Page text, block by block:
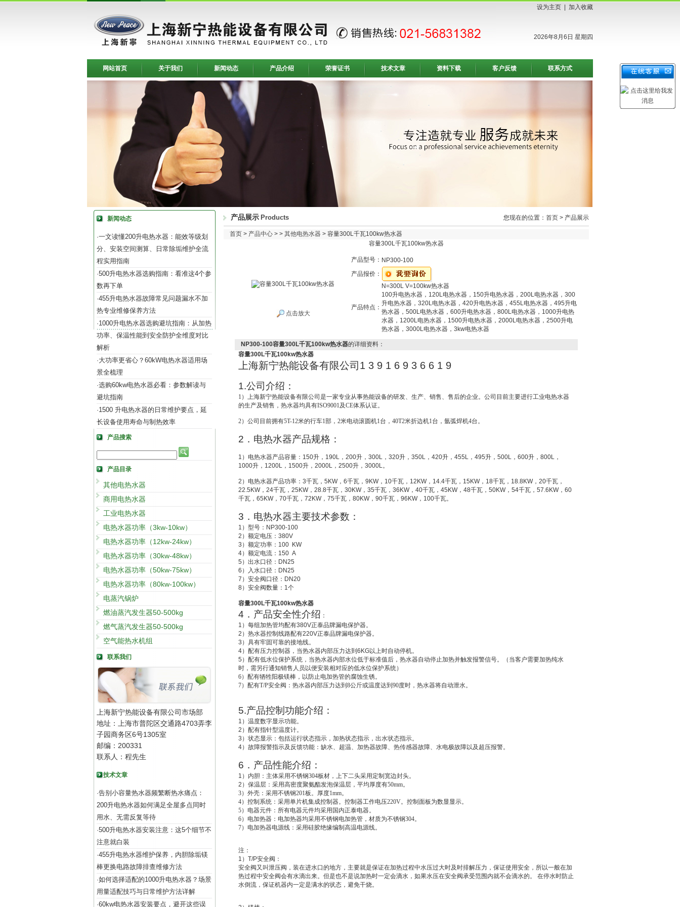
设为主页 加入收藏
2026年8月6日 星期四
网站首页 关于我们 新闻动态 产品介绍 荣誉证书 技术文章 资料下载 客户反馈 联系方式
新闻动态
·一文读懂200升电热水器：能效等级划
分、安装空间测算、日常除垢维护全流
程实用指南
·500升电热水器选购指南：看准这4个参
数再下单
·455升电热水器故障常见问题漏水不加
热专业维修保养方法
·1000升电热水器选购避坑指南：从加热
功率、保温性能到安全防护全维度对比
解析
·大功率更省心？60kW电热水器适用场
景全梳理
·选购60kw电热水器必看：参数解读与
避坑指南
·1500 升电热水器的日常维护要点，延
长设备使用寿命与制热效率
产品搜索
产品目录
其他电热水器
商用电热水器
工业电热水器
电热水器功率（3kw-10kw）
电热水器功率（12kw-24kw）
电热水器功率（30kw-48kw）
电热水器功率（50kw-75kw）
电热水器功率（80kw-100kw）
电蒸汽锅炉
燃油蒸汽发生器50-500kg
燃气蒸汽发生器50-500kg
空气能热水机组
联系我们
上海新宁热能设备有限公司市场部
地址：上海市普陀区交通路4703弄李
子园商务区6号1305室
邮编：200331
联系人：程先生
技术文章
·告别小容量热水器频繁断热水痛点：
200升电热水器如何满足全屋多点同时
用水、无需反复等待
·500升电热水器安装注意：这5个细节不
注意就白装
·455升电热水器维护保养，内胆除垢镁
棒更换电路故障排查维修方法
·如何选择适配的1000升电热水器？场景
用量适配技巧与日常维护方法详解
·60kw电热水器安装要点，避开这些误
产品展示 Products 您现在的位置： 首页 > 产品展示
首页 > 产品中心 > > 其他电热水器 > 容量300L千瓦100kw热水器
容量300L千瓦100kw热水器
点击放大
产品型号： NP300-100
产品报价：
产品特点：
N=300L V=100kw热水器
100升电热水器，120L电热水器，150升电热水器，200L电热水器，300
升电热水器，320L电热水器，420升电热水器，455L电热水器，495升电
热水器，500L电热水器，600升电热水器，800L电热水器，1000升电热
水器，1200L电热水器，1500升电热水器，2000L电热水器，2500升电
热水器，3000L电热水器，3kw电热水器
NP300-100容量300L千瓦100kw热水器的详细资料：
容量300L千瓦100kw热水器
上海新宁热能设备有限公司 1 3 9 1 6 9 3 6 6 1 9
1.公司介绍：
1 ）上海新宁热能设备有限公司是一家专业从事热能设备的研发、生产、销售、售后的企业。公司目前主要进行工业电热水器
的生产及销售，热水器均具有ISO9001及CE体系认证。
2）公司目前拥有5T-12米的行车1部，2米电动滚圆机1台，40T2米折边机1台，氩弧焊机4台。
2 ．电热水器产品规格：
1 ）电热水器产品容量： 150升 ， 190L ， 200升 ， 300L ， 320升 ， 350L ， 420升 ， 455L ， 495升 ， 500L ， 600升 ， 800L ，
1000升 ， 1200L ， 1500升 ， 2000L ， 2500升 ， 3000L。
2 ）电热水器产品功率： 3千瓦， 5KW， 6千瓦， 9KW， 10千瓦， 12KW， 14.4千瓦， 15KW， 18千瓦， 18.8KW， 20千瓦，
22.5KW， 24千瓦， 25KW， 28.8千瓦， 30KW， 35千瓦， 36KW， 40千瓦， 45KW， 48千瓦， 50KW， 54千瓦， 57.6KW， 60
千瓦， 65KW， 70千瓦， 72KW， 75千瓦， 80KW， 90千瓦， 96KW， 100千瓦。
3 ．电热水器主要技术参数：
1 ）型号： NP300-100
2 ）额定电压： 380V
3 ）额定功率： 100 KW
4）额定电流： 150 A
5 ）出水口径： DN25
6 ）入水口径： DN25
7 ）安全阀口径： DN20
8）安全阀数量： 1个
容量300L千瓦100kw热水器
4 ．产品安全性介绍 ：
1 ）每组加热管均配有380V正泰品牌漏电保护器。
2 ）热水器控制线路配有220V正泰品牌漏电保护器。
3 ）具有牢固可靠的接地线。
4）配有压力控制器，当热水器内部压力达到 6KG以上时自动停机。
5 ）配有低水位保护系统， 当热水器内部水位低于标准值后，热水器自动停止加热并触发报警信号。（当客户需要加热纯水
时，需另行通知销售人员以便安装相对应的低水位保护系统）
6）配有牺牲阳极镁棒，以防止电加热管的腐蚀生锈。
7）配有T/P安全阀：热水器内部压力达到8公斤或温度达到90度时，热水器将自动泄水。
5.产品控制功能介绍：
1 ）温度数字显示功能。
2 ）配有指针型温度计。
3 ）状态显示：包括运行状态指示，加热状态指示，出水状态指示。
4）故障报警指示及反馈功能：缺水、超温、加热器故障、热传感器故障、水电极故障以及超压报警。
6 ．产品性能介绍：
1 ） 内胆：主体采用不锈钢304板材，上下二头采用定制宽边封头。
2 ） 保温层：采用高密度聚氨酯发泡保温层，平均厚度有50mm。
3）外壳：采用不锈钢201板。厚度1mm。
4）控制系统：采用单片机集成控制器。控制器工作电压220V。控制面板为数显显示。
5）电器元件：所有电器元件均采用国内正泰电器。
6）电加热器：电加热器均采用不锈钢电加热管，材质为不锈钢304。
7）电加热器电源线：采用硅胶绝缘编制高温电源线。
注：
1 ） T/P安全阀：
安全阀又叫泄压阀 ，装在进水口的地方，主要就是保证在加热过程中水压过大时及时排解压力，保证使用安全，所以一般在加
热过程中安全阀会有水滴出来。但是也不是说加热时一定会滴水，如果水压在安全阀承受范围内就不会滴水的。
在停水时防止
水倒流，保证机器内一定是满水的状态，避免干烧。